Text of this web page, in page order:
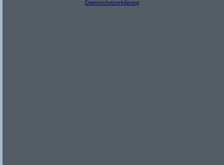
Datenschutzerklärung